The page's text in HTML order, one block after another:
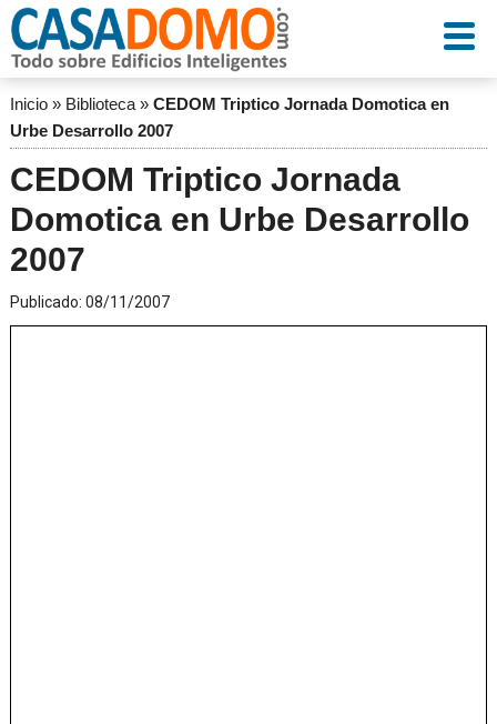
Inicio» Biblioteca» CEDOM Triptico Jornada Domotica en
Urbe Desarrollo 2007
CEDOM Triptico Jornada
Domotica en Urbe Desarrollo
2007
Publicado: 08/11/2007